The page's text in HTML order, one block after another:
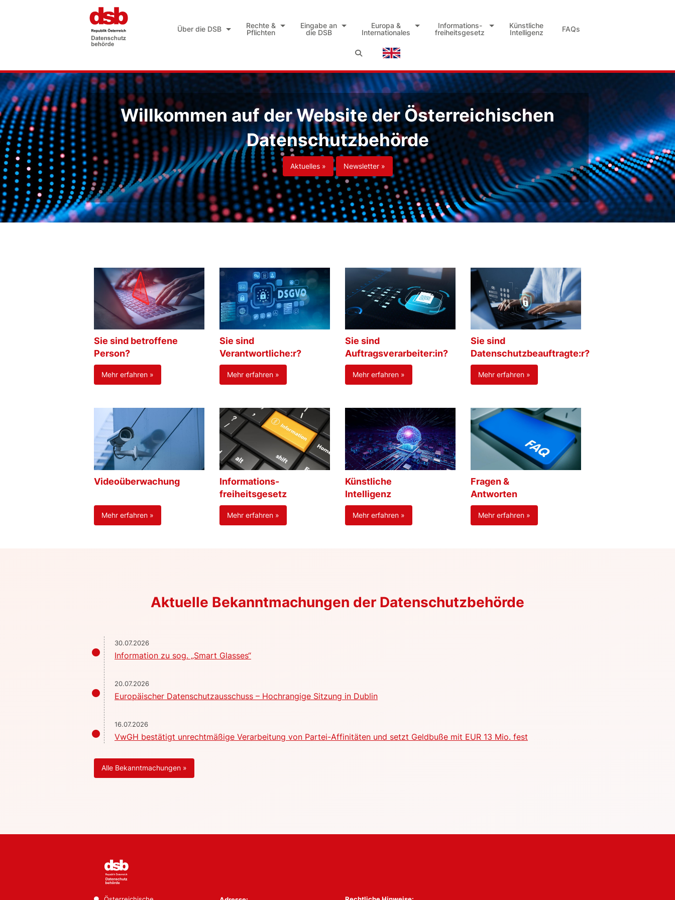
Über die DSB
Rechte &
Pflichten
Eingabe an
die DSB
Europa &
Internationales
Informations-
freiheitsgesetz
Künstliche
Intelligenz
FAQs
Willkommen auf der Website der Österreichischen
Datenschutzbehörde
Aktuelles » Newsletter »
Sie sind betroffene
Person?
Mehr erfahren »
Sie sind
Verantwortliche:r?
Mehr erfahren »
Sie sind
Auftragsverarbeiter:in?
Mehr erfahren »
Sie sind
Datenschutzbeauftragte:r?
Mehr erfahren »
Videoüberwachung
Mehr erfahren »
Informations-
freiheitsgesetz
Mehr erfahren »
Künstliche
Intelligenz
Mehr erfahren »
Fragen &
Antworten
Mehr erfahren »
Aktuelle Bekanntmachungen der Datenschutzbehörde
30.07.2026
Information zu sog. „Smart Glasses“
20.07.2026
Europäischer Datenschutzausschuss – Hochrangige Sitzung in Dublin
16.07.2026
VwGH bestätigt unrechtmäßige Verarbeitung von Partei-Affinitäten und setzt Geldbuße mit EUR 13 Mio. fest
Alle Bekanntmachungen »